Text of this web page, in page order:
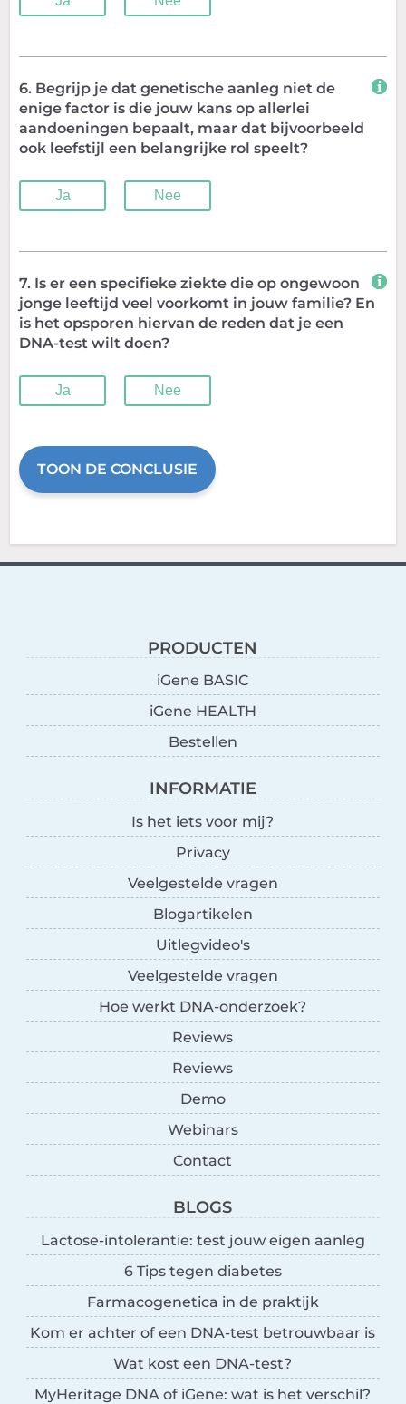
6. Begrijp je dat genetische aanleg niet de
enige factor is die jouw kans op allerlei
aandoeningen bepaalt, maar dat bijvoorbeeld
ook leefstijl een belangrijke rol speelt?
Ja Nee
7. Is er een specifieke ziekte die op ongewoon
jonge leeftijd veel voorkomt in jouw familie? En
is het opsporen hiervan de reden dat je een
DNA-test wilt doen?
Ja Nee
TOON DE CONCLUSIE
PRODUCTEN
iGene BASIC
iGene HEALTH
Bestellen
INFORMATIE
Is het iets voor mij?
Privacy
Veelgestelde vragen
Blogartikelen
Uitlegvideo's
Veelgestelde vragen
Hoe werkt DNA-onderzoek?
Reviews
Reviews
Demo
Webinars
Contact
BLOGS
Lactose-intolerantie: test jouw eigen aanleg
6 Tips tegen diabetes
Farmacogenetica in de praktijk
Kom er achter of een DNA-test betrouwbaar is
Wat kost een DNA-test?
MyHeritage DNA of iGene: wat is het verschil?